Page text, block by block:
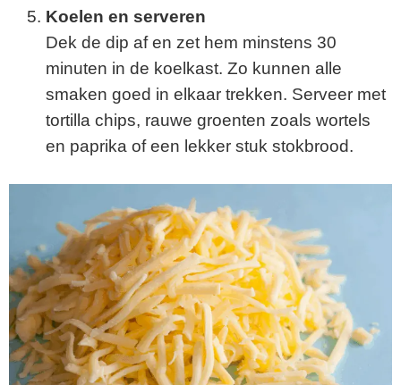
Koelen en serveren
Dek de dip af en zet hem minstens 30
minuten in de koelkast. Zo kunnen alle
smaken goed in elkaar trekken. Serveer met
tortilla chips, rauwe groenten zoals wortels
en paprika of een lekker stuk stokbrood.